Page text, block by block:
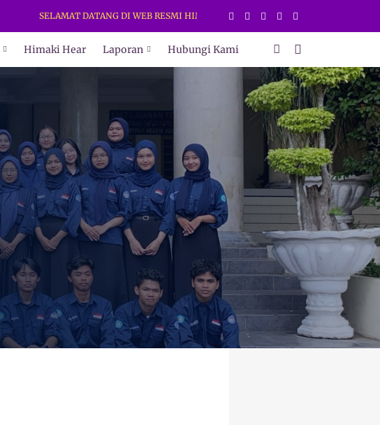
SELAMAT DATANG DI WEB RESMI HIMAKI UNY. DAPATKAN INFORMASI TERBARU
Himaki Hear Laporan Hubungi Kami